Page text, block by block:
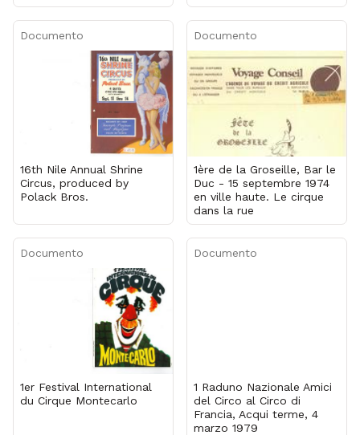
Documento
16th Nile Annual Shrine
Circus, produced by
Polack Bros.
Documento
1ère de la Groseille, Bar le
Duc - 15 septembre 1974
en ville haute. Le cirque
dans la rue
Documento
1er Festival International
du Cirque Montecarlo
Documento
1 Raduno Nazionale Amici
del Circo al Circo di
Francia, Acqui terme, 4
marzo 1979